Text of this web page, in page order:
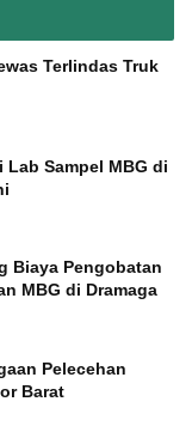
Terlindas Truk
Sampel MBG di
Biaya Pengobatan
MBG di Dramaga
Pelecehan
Barat